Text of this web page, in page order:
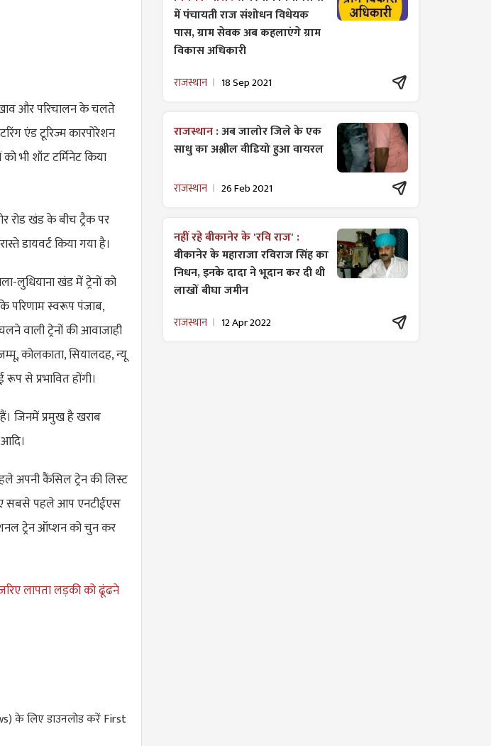
और परिचालन के चलते
एंड टूरिज्म कारपोरेशन
भी शॉट टर्मिनेट किया
रोड खंड के बीच ट्रैक पर
डायवर्ट किया गया है।
लुधियाना खंड में ट्रेनों को
के परिणाम स्वरूप पंजाब,
वाली ट्रेनों की आवाजाही
कोलकाता, सियालदह, न्यू
से प्रभावित होंगी।
जिनमें प्रमुख है खराब
अपनी कैंसिल ट्रेन की लिस्ट
सबसे पहले आप एनटीईएस
ट्रेन ऑप्शन को चुन कर
लापता लड़की को ढूंढने
के लिए डाउनलोड करें First
में पंचायती राज ​संशोधन विधेयक
पास, ग्राम सेवक अब कहलाएंगे ग्राम
विकास अधिकारी
राजस्थान 18 Sep 2021
राजस्थान :अब जालोर जिले के एक
साधु का अश्लील वीडियो हुआ वायरल
राजस्थान 26 Feb 2021
नहीं रहे बीकानेर के 'रवि राज' :
बीकानेर के महाराजा रविराज सिंह का
निधन, इनके दादा ने भूदान कर दी थी
लाखों बीघा जमीन
राजस्थान 12 Apr 2022